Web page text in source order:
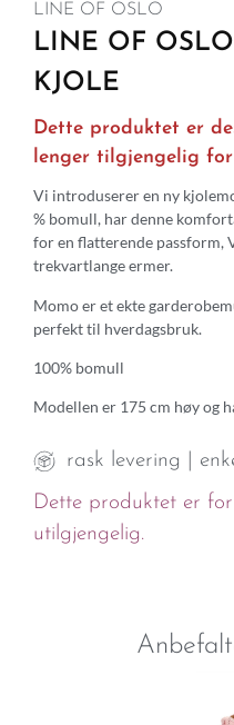
LINE OF OSLO
LINE OF
KJOLE
Dette produktet er
lenger tilgjengelig
Vi introduserer en ny
% bomull, har denne
for en flatterende passform,
trekvartlange ermer.
Momo er et ekte
perfekt til hverdagsbruk.
100% bomull
Modellen er 175 cm høy og
rask levering |
Dette produktet er
utilgjengelig.